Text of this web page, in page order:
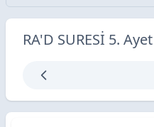
RA'D SURESİ 5. Ayet